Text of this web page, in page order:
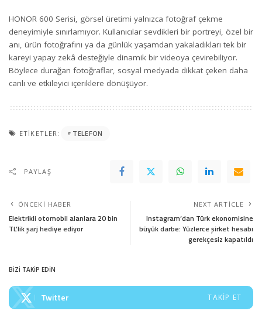
HONOR 600 Serisi, görsel üretimi yalnızca fotoğraf çekme
deneyimiyle sınırlamıyor. Kullanıcılar sevdikleri bir portreyi, özel bir
anı, ürün fotoğrafını ya da günlük yaşamdan yakaladıkları tek bir
kareyi yapay zekâ desteğiyle dinamik bir videoya çevirebiliyor.
Böylece durağan fotoğraflar, sosyal medyada dikkat çeken daha
canlı ve etkileyici içeriklere dönüşüyor.
ETIKETLER: TELEFON
PAYLAŞ
ÖNCEKI HABER
Elektrikli otomobil alanlara 20 bin
TL’lik şarj hediye ediyor
NEXT ARTICLE
Instagram’dan Türk ekonomisine
büyük darbe: Yüzlerce şirket hesabı
gerekçesiz kapatıldı
BİZİ TAKİP EDİN
Twitter TAKIP ET